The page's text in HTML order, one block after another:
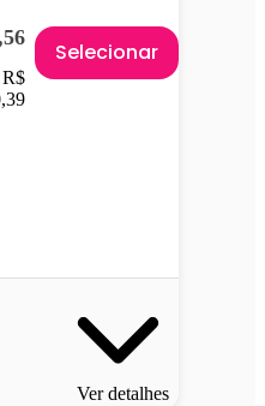
Selecionar
Ver detalhes